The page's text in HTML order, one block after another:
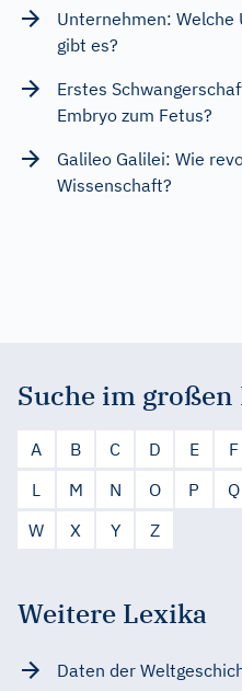
Unternehmen:
gibt es?
Erstes
Embryo zum Fetus?
Galileo Galilei: Wie
Wissenschaft?
Suche im
A B C D E F
L
M N O P Q
W
X Y Z
Weitere Lexika
Daten der